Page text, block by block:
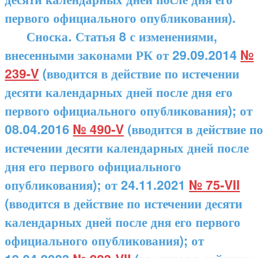
первого официального опубликования).
Сноска. Статья 8 с изменениями,
внесенными законами РК от 29.09.2014 №
239-V (вводится в действие по истечении
десяти календарных дней после дня его
первого официального опубликования); от
08.04.2016 № 490-V (вводится в действие по
истечении десяти календарных дней после
дня его первого официального
опубликования); от 24.11.2021 № 75-VII
(вводится в действие по истечении десяти
календарных дней после дня его первого
официального опубликования); от